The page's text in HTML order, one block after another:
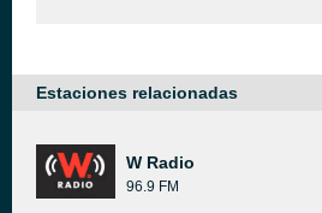
Estaciones relacionadas
W Radio
96.9 FM